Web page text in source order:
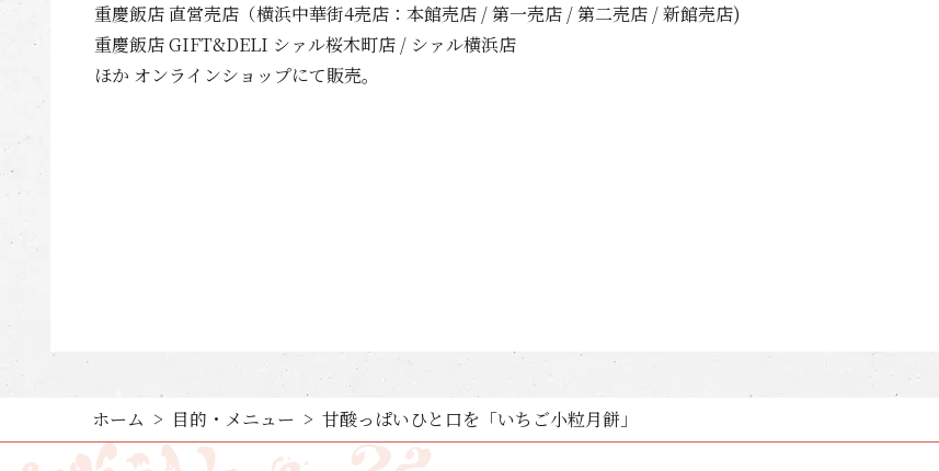
重慶飯店 直営売店（横浜中華街4売店：本館売店 / 第一売店 / 第二売店 / 新館売店)
重慶飯店 GIFT&DELI シァル桜木町店 / シァル横浜店
ほか オンラインショップにて販売。
ホーム 目的・メニュー 甘酸っぱいひと口を「いちご小粒月餅」